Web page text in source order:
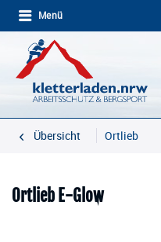
Menü
Übersicht Ortlieb
Ortlieb E-Glow